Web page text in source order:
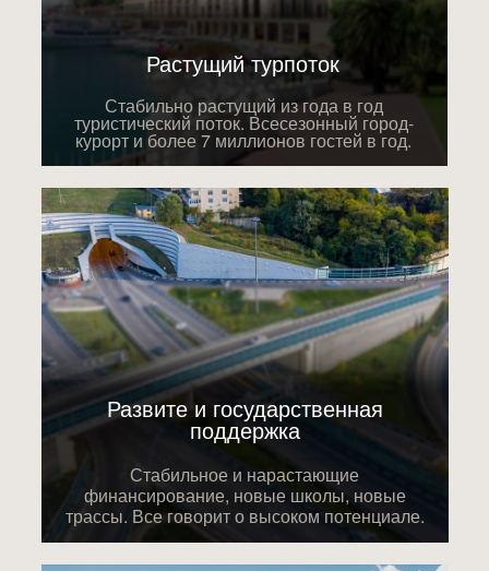
Стабильное и нарастающие
финансирование, новые школы, новые
трассы. Все говорит о высоком потенциале.
Развите и государственная
поддержка
Стабильно растущий из года в год
туристический поток. Всесезонный город-
курорт и более 7 миллионов гостей в год.
Растущий турпоток